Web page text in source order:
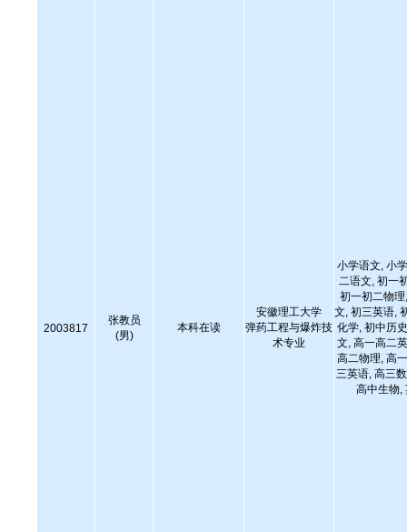
2003817
张教员
(男)
本科在读
安徽理工大学
弹药工程与爆炸技
术专业
小学语文, 小
二语文, 初一
初一初二物
文, 初三英语,
化学, 初中历
文, 高一高二
高二物理, 高
三英语, 高三
高中生物,